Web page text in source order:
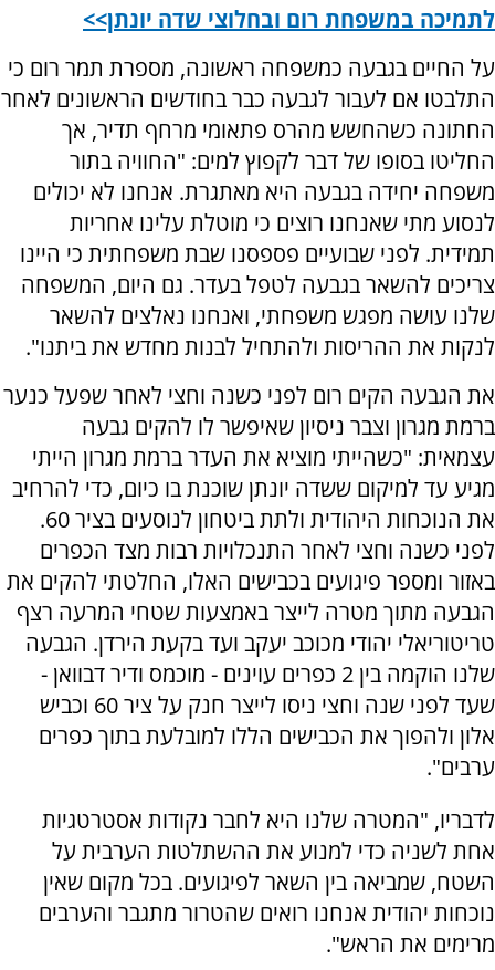
לתמיכה במשפחת רום ובחלוצי שדה יונתן>>
על החיים בגבעה כמשפחה ראשונה, מספרת תמר רום כי
התלבטו אם לעבור לגבעה כבר בחודשים הראשונים לאחר
החתונה כשהחשש מהרס פתאומי מרחף תדיר, אך
החליטו בסופו של דבר לקפוץ למים: "החוויה בתור
משפחה יחידה בגבעה היא מאתגרת. אנחנו לא יכולים
לנסוע מתי שאנחנו רוצים כי מוטלת עלינו אחריות
תמידית. לפני שבועיים פספסנו שבת משפחתית כי היינו
צריכים להשאר בגבעה לטפל בעדר. גם היום, המשפחה
שלנו עושה מפגש משפחתי, ואנחנו נאלצים להשאר
לנקות את ההריסות ולהתחיל לבנות מחדש את ביתנו".
את הגבעה הקים רום לפני כשנה וחצי לאחר שפעל כנער
ברמת מגרון וצבר ניסיון שאיפשר לו להקים גבעה
עצמאית: "כשהייתי מוציא את העדר ברמת מגרון הייתי
מגיע עד למיקום ששדה יונתן שוכנת בו כיום, כדי להרחיב
את הנוכחות היהודית ולתת ביטחון לנוסעים בציר 60.
לפני כשנה וחצי לאחר התנכלויות רבות מצד הכפרים
באזור ומספר פיגועים בכבישים האלו, החלטתי להקים את
הגבעה מתוך מטרה לייצר באמצעות שטחי המרעה רצף
טריטוריאלי יהודי מכוכב יעקב ועד בקעת הירדן. הגבעה
שלנו הוקמה בין 2 כפרים עוינים - מוכמס ודיר דבוואן -
שעד לפני שנה וחצי ניסו לייצר חנק על ציר 60 וכביש
אלון ולהפוך את הכבישים הללו למובלעת בתוך כפרים
ערבים".
לדבריו, "המטרה שלנו היא לחבר נקודות אסטרטגיות
אחת לשניה כדי למנוע את ההשתלטות הערבית על
השטח, שמביאה בין השאר לפיגועים. בכל מקום שאין
נוכחות יהודית אנחנו רואים שהטרור מתגבר והערבים
מרימים את הראש".